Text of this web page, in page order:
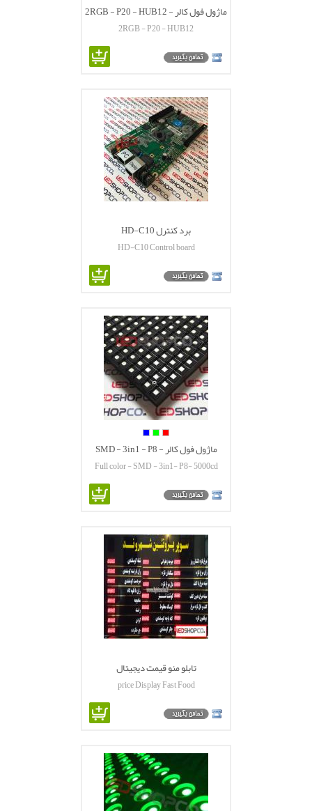
ماژول فول کالر - 2RGB - P20 - HUB12
2RGB - P20 - HUB12
برد کنترل HD-C10
HD-C10 Control board
ماژول فول کالر SMD - 3in1 - P8 -
5000cd
Full color - SMD - 3in1- P8- 5000cd
تابلو منو قیمت دیجیتال
price Display Fast Food